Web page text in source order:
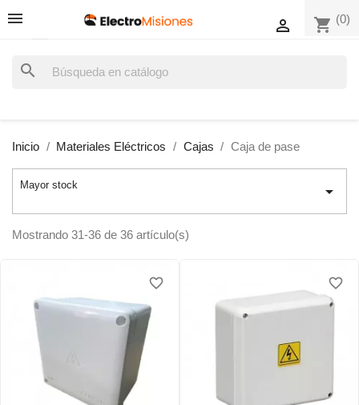
shopping_cart (0)

search
Inicio Materiales Eléctricos Cajas Caja de pase
Mayor stock 
Mostrando 31-36 de 36 artículo(s)
favorite_border
favorite_border
favorite_border favorite_border
favorite_border
favorite_border